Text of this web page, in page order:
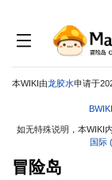
本WIKI由龙胶水申请于
如无特殊说明，本WIKI
国际
冒险岛